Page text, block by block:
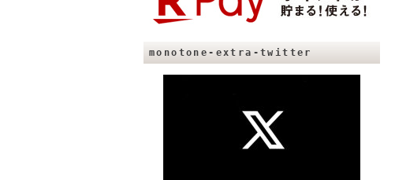
monotone-extra-twitter